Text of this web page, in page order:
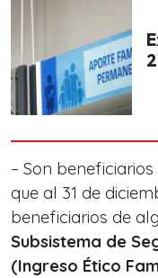
– Son beneficiarios
que al 31 de
beneficiarios de
Subsistema de
(Ingreso Ético